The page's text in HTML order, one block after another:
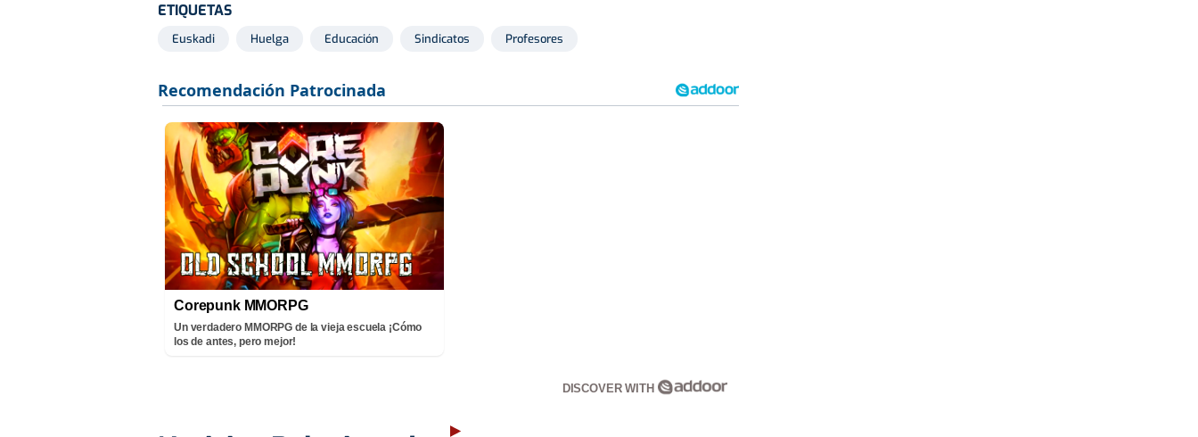
ETIQUETAS
Euskadi Huelga Educación Sindicatos Profesores
Corepunk MMORPG
Un verdadero MMORPG de la vieja escuela ¡Cómo
los de antes, pero mejor!
DISCOVER WITH